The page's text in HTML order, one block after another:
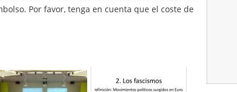
Por favor, tenga en cuenta que el coste de